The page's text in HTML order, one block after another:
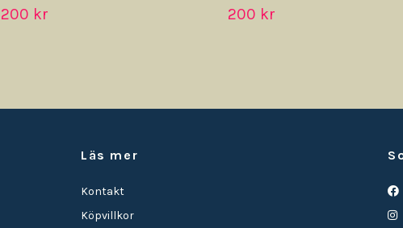
200 kr
200 kr
Läs mer
Kontakt
Köpvillkor